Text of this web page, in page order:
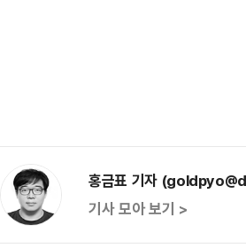
홍금표 기자
기사 모아 보기 >